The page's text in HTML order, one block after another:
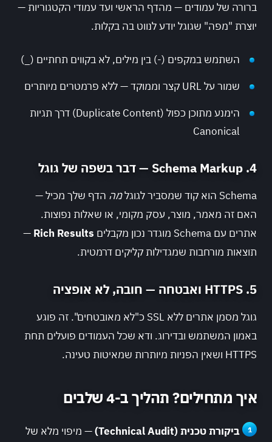
ברורה של עמודים — מהדף הראשי ועד עמודי הקטגוריות —
יוצרת "מפה" שגוגל יודע לנווט בה בקלות.
השתמש במקפים (-) בין מילים, לא בקווים תחתיים (_)
שמור על URL קצר וממוקד — ללא פרמטרים מיותרים
הימנע מתוכן כפול (Duplicate Content) דרך תגיות
Canonical
4. Schema Markup — דבר בשפה של גוגל
Schema הוא קוד שמסביר לגוגל מה הדף שלך מכיל —
האם זה מאמר, מוצר, עסק מקומי, או שאלות נפוצות.
אתרים עם Schema מוגדר נכון מקבלים
Rich Results
—
תוצאות מורחבות שמגדילות קליקים דרמטית.
5. HTTPS ואבטחה — חובה, לא אופציה
גוגל מסמן אתרים ללא SSL כ"לא מאובטחים". זה פוגע
באמון המשתמש ובדירוג. ודא שכל העמודים פועלים תחת
HTTPS ושאין הפניות מיותרות שמאיטות טעינה.
איך מתחילים? תהליך ב-4 שלבים
ביקורת טכנית (Technical Audit)
— מיפוי מלא של